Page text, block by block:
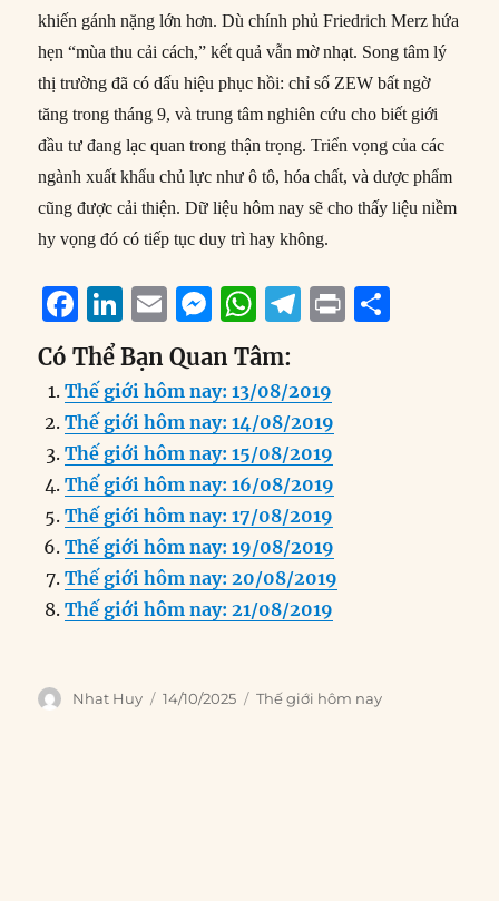
khiến gánh nặng lớn hơn. Dù chính phủ Friedrich Merz hứa
hẹn “mùa thu cải cách,” kết quả vẫn mờ nhạt. Song tâm lý
thị trường đã có dấu hiệu phục hồi: chỉ số ZEW bất ngờ
tăng trong tháng 9, và trung tâm nghiên cứu cho biết giới
đầu tư đang lạc quan trong thận trọng. Triển vọng của các
ngành xuất khẩu chủ lực như ô tô, hóa chất, và dược phẩm
cũng được cải thiện. Dữ liệu hôm nay sẽ cho thấy liệu niềm
hy vọng đó có tiếp tục duy trì hay không.
F
a
c
e
b
o
o
k
Li
n
k
e
d
I
n
E
m
ai
l
M
ss
e
n
g
er
W
h
at
s
A
p
p
T
e
g
r
a
m
P
Có Thể Bạn Quan Tâm:
Thế giới hôm nay: 13/08/2019
Thế giới hôm nay: 14/08/2019
Thế giới hôm nay: 15/08/2019
Thế giới hôm nay: 16/08/2019
Thế giới hôm nay: 17/08/2019
Thế giới hôm nay: 19/08/2019
Thế giới hôm nay: 20/08/2019
Thế giới hôm nay: 21/08/2019
Author
Nhat Huy
Posted
14/10/2025 Categories
Thế giới hôm nay